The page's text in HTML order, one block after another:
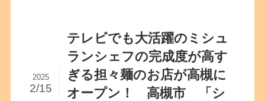
テレビでも大活躍のミシュ
ランシェフの完成度が高す
ぎる担々麺のお店が高槻に
オープン！ 高槻市 「シ
2025
2/15